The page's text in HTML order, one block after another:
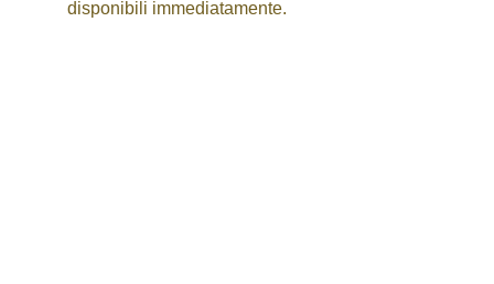
disponibili immediatamente.